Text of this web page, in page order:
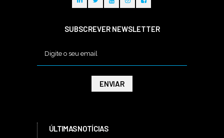
SUBSCREVER NEWSLETTER
ÚLTIMAS NOTÍCIAS